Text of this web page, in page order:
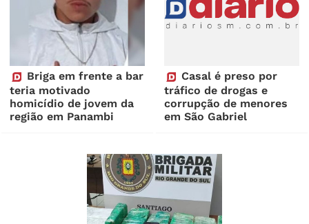
Briga em frente a bar
teria motivado
homicídio de jovem da
região em Panambi
Casal é preso por
tráfico de drogas e
corrupção de menores
em São Gabriel